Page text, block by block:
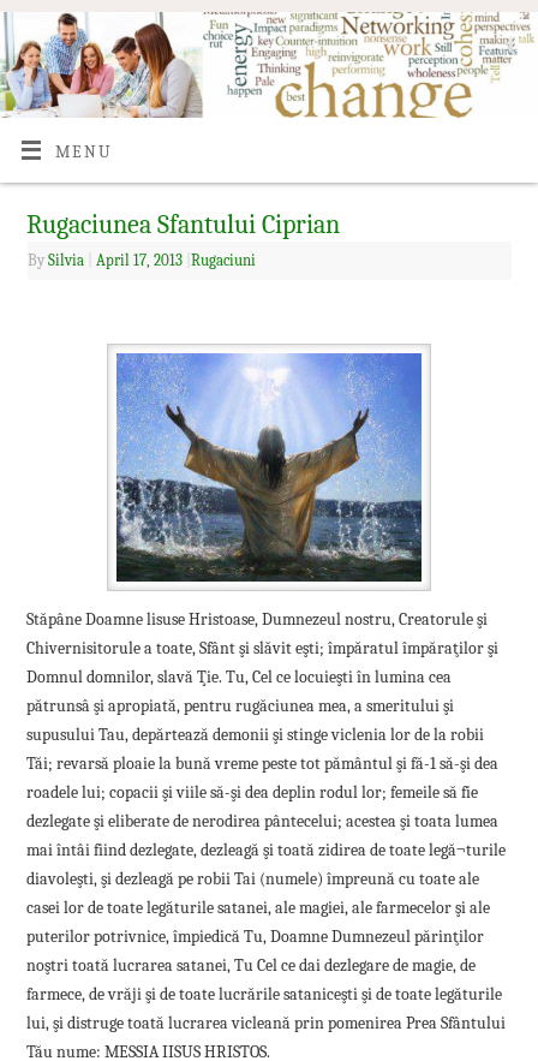
MENU
Rugaciunea Sfantului Ciprian
By Silvia April 17, 2013 Rugaciuni
Stăpâne Doamne lisuse Hristoase, Dumnezeul nostru, Creatorule şi
Chivernisitorule a toate, Sfânt şi slăvit eşti; împăratul împăraţilor şi
Domnul domnilor, slavă Ţie. Tu, Cel ce locuieşti în lumina cea
pătrunsâ şi apropiată, pentru rugăciunea mea, a smeritului şi
supusului Tau, depărtează demonii şi stinge viclenia lor de la robii
Tăi; revarsă ploaie la bună vreme peste tot pământul şi fă-1 să-şi dea
roadele lui; copacii şi viile să-şi dea deplin rodul lor; femeile să fie
dezlegate şi eliberate de nerodirea pântecelui; acestea şi toata lumea
mai întâi fiind dezlegate, dezleagă şi toată zidirea de toate legă¬turile
diavoleşti, şi dezleagă pe robii Tai (numele) împreună cu toate ale
casei lor de toate legăturile satanei, ale magiei, ale farmecelor şi ale
puterilor potrivnice, împiedică Tu, Doamne Dumnezeul părinţilor
noştri toată lucrarea satanei, Tu Cel ce dai dezlegare de magie, de
farmece, de vrăji şi de toate lucrările sataniceşti şi de toate legăturile
lui, şi distruge toată lucrarea vicleană prin pomenirea Prea Sfântului
Tău nume: MESSIA IISUS HRISTOS.